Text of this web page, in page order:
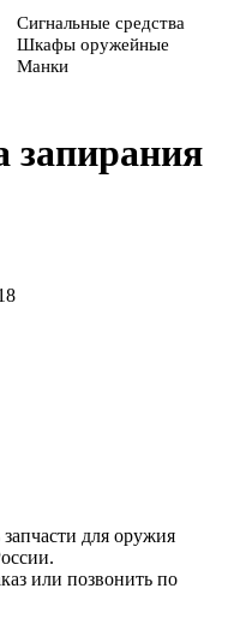
Сигнальные средства
Шкафы оружейные
Манки
запирания
для оружия
или позвонить по